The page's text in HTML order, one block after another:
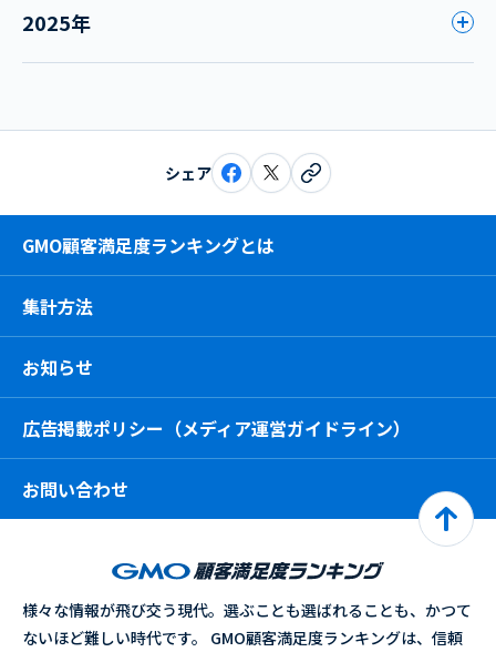
2025年
シェア
GMO顧客満足度ランキングとは
集計方法
お知らせ
広告掲載ポリシー（メディア運営ガイドライン）
お問い合わせ
様々な情報が飛び交う現代。選ぶことも選ばれることも、かつて
ないほど難しい時代です。 GMO顧客満足度ランキングは、信頼